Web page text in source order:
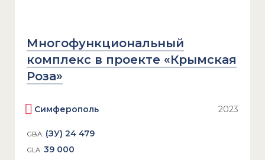
Многофункциональный
комплекс в проекте «Крымская
Роза»
Симферополь 2023
GBA: (ЗУ) 24 479
GLA: 39 000